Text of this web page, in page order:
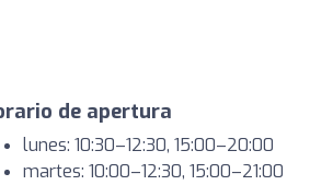
de apertura
lunes: 10:30–12:30, 15:00–20:00
martes: 10:00–12:30, 15:00–21:00